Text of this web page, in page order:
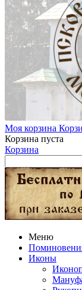
Моя корзина
Корзина пуста
Корзина
Меню
Иконы